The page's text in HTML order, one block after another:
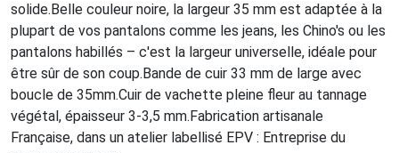
solide.Belle couleur noire, la largeur 35 mm est adaptée à la
plupart de vos pantalons comme les jeans, les Chino's ou les
pantalons habillés – c'est la largeur universelle, idéale pour
être sûr de son coup.Bande de cuir 33 mm de large avec
boucle de 35mm.Cuir de vachette pleine fleur au tannage
végétal, épaisseur 3-3,5 mm.Fabrication artisanale
Française, dans un atelier labellisé EPV : Entreprise du